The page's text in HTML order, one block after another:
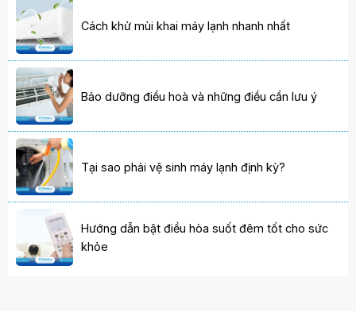
Cách khử mùi khai máy lạnh nhanh nhất
Bảo dưỡng điều hoà và những điều cần lưu ý
Tại sao phải vệ sinh máy lạnh định kỳ?
Hướng dẫn bật điều hòa suốt đêm tốt cho sức
khỏe